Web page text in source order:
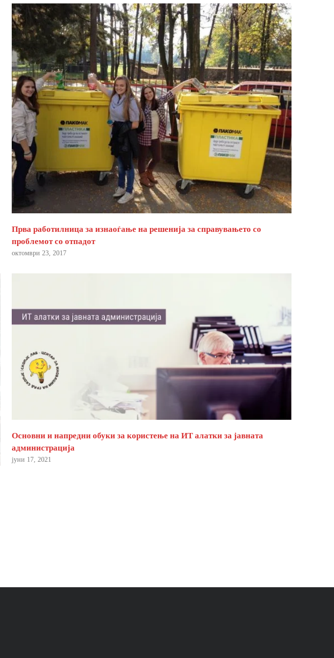
Прва работилница за изнаоѓање на решенија за справувањето со
проблемот со отпадот
октомври 23, 2017
Основни и напредни обуки за користење на ИТ алатки за јавната
администрација
јуни 17, 2021